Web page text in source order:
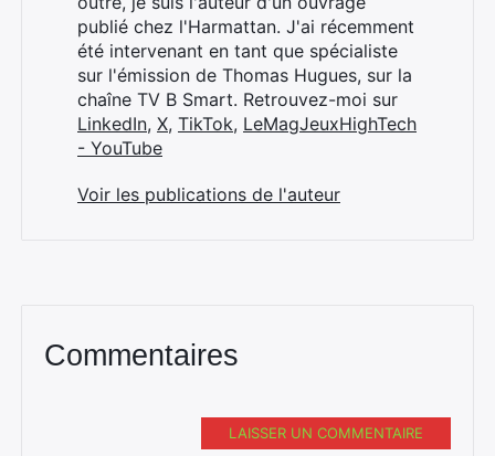
publié chez l'Harmattan. J'ai récemment
été intervenant en tant que spécialiste
sur l'émission de Thomas Hugues, sur la
chaîne TV B Smart. Retrouvez-moi sur
LinkedIn, X, TikTok, LeMagJeuxHighTech
- YouTube
Voir les publications de l'auteur
Commentaires
LAISSER UN COMMENTAIRE